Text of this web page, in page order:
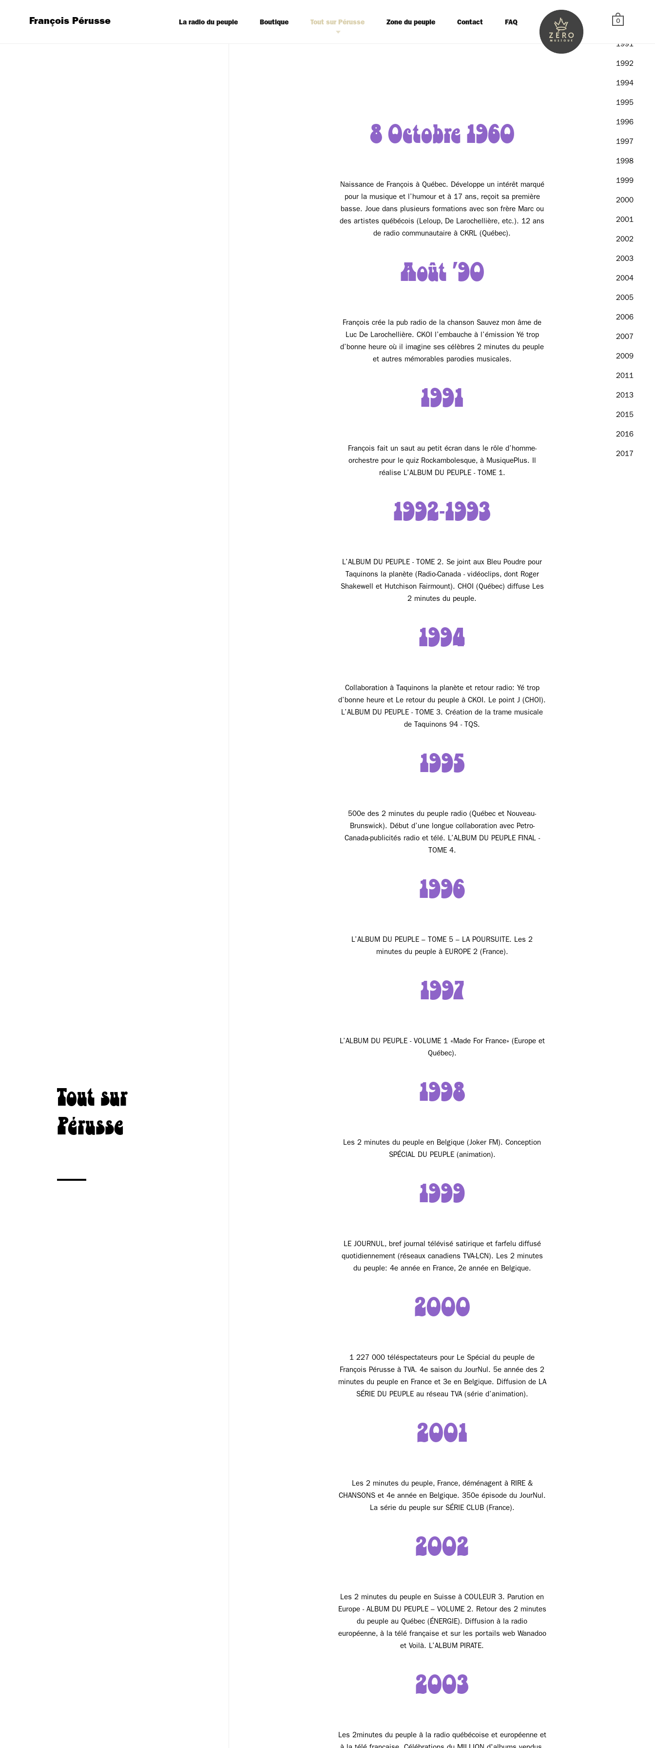
François Pérusse La radio du peuple Boutique Tout sur Pérusse Zone du peuple Contact FAQ 0
Tout sur
Pérusse
8 Octobre 1960
Naissance de François à Québec. Développe un intérêt marqué
pour la musique et l’humour et à 17 ans, reçoit sa première
basse. Joue dans plusieurs formations avec son frère Marc ou
des artistes québécois (Leloup, De Larochellière, etc.). 12 ans
de radio communautaire à CKRL (Québec).
Août '90
François crée la pub radio de la chanson Sauvez mon âme de
Luc De Larochellière. CKOI l’embauche à l’émission Yé trop
d’bonne heure où il imagine ses célèbres 2 minutes du peuple
et autres mémorables parodies musicales.
1991
François fait un saut au petit écran dans le rôle d’homme-
orchestre pour le quiz Rockambolesque, à MusiquePlus. Il
réalise L’ALBUM DU PEUPLE - TOME 1.
1992-1993
L’ALBUM DU PEUPLE - TOME 2. Se joint aux Bleu Poudre pour
Taquinons la planète (Radio-Canada - vidéoclips, dont Roger
Shakewell et Hutchison Fairmount). CHOI (Québec) diffuse Les
2 minutes du peuple.
1994
Collaboration à Taquinons la planète et retour radio: Yé trop
d’bonne heure et Le retour du peuple à CKOI. Le point J (CHOI).
L’ALBUM DU PEUPLE - TOME 3. Création de la trame musicale
de Taquinons 94 - TQS.
1995
500e des 2 minutes du peuple radio (Québec et Nouveau-
Brunswick). Début d’une longue collaboration avec Petro-
Canada-publicités radio et télé. L’ALBUM DU PEUPLE FINAL -
TOME 4.
1996
L’ALBUM DU PEUPLE – TOME 5 – LA POURSUITE. Les 2
minutes du peuple à EUROPE 2 (France).
1997
L’ALBUM DU PEUPLE - VOLUME 1 «Made For France» (Europe et
Québec).
1998
Les 2 minutes du peuple en Belgique (Joker FM). Conception
SPÉCIAL DU PEUPLE (animation).
1999
LE JOURNUL, bref journal télévisé satirique et farfelu diffusé
quotidiennement (réseaux canadiens TVA-LCN). Les 2 minutes
du peuple: 4e année en France, 2e année en Belgique.
2000
1 227 000 téléspectateurs pour Le Spécial du peuple de
François Pérusse à TVA. 4e saison du JourNul. 5e année des 2
minutes du peuple en France et 3e en Belgique. Diffusion de LA
SÉRIE DU PEUPLE au réseau TVA (série d’animation).
2001
Les 2 minutes du peuple, France, déménagent à RIRE &
CHANSONS et 4e année en Belgique. 350e épisode du JourNul.
La série du peuple sur SÉRIE CLUB (France).
2002
Les 2 minutes du peuple en Suisse à COULEUR 3. Parution en
Europe - ALBUM DU PEUPLE – VOLUME 2. Retour des 2 minutes
du peuple au Québec (ÉNERGIE). Diffusion à la radio
européenne, à la télé française et sur les portails web Wanadoo
et Voilà. L’ALBUM PIRATE.
2003
Les 2minutes du peuple à la radio québécoise et européenne et
1990
1991
1992
1994
1995
1996
1997
1998
1999
2000
2001
2002
2003
2004
2005
2006
2007
2009
2011
2013
2015
2016
2017